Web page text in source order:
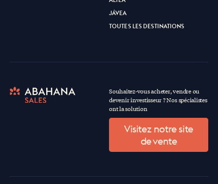
JÁVEA
TOUTES LES DESTINATIONS
Souhaitez-vous acheter, vendre ou
devenir investisseur ? Nos spécialistes
ont la solution
Visitez notre site
de vente